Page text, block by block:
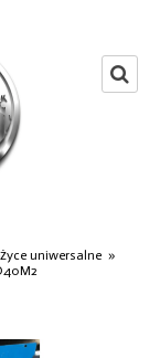
uniwersalne »